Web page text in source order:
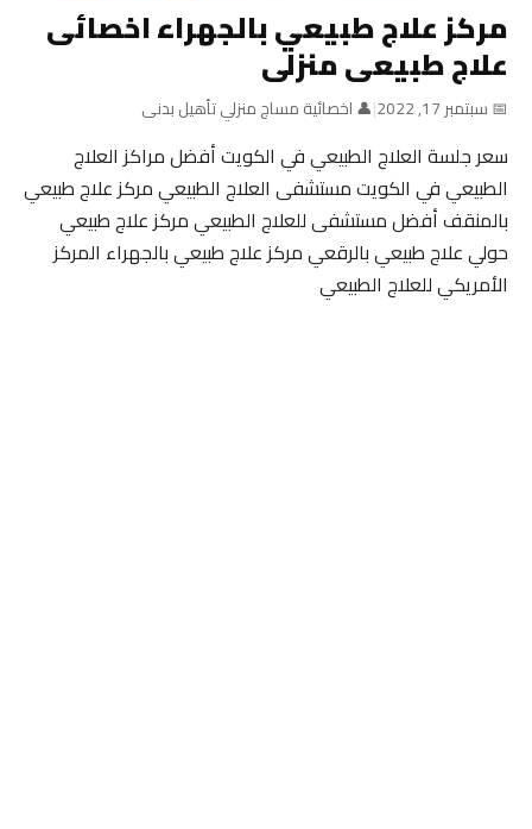
مركز علاج طبيعي بالجهراء اخصائى
علاج طبيعى منزلى
📅 سبتمبر 17, 2022 |👤 اخصائية مساج منزلي تأهيل بدنى
سعر جلسة العلاج الطبيعي في الكويت أفضل مراكز العلاج
الطبيعي في الكويت مستشفى العلاج الطبيعي مركز علاج طبيعي
بالمنقف أفضل مستشفى للعلاج الطبيعي مركز علاج طبيعي
حولي علاج طبيعي بالرقعي مركز علاج طبيعي بالجهراء المركز
الأمريكي للعلاج الطبيعي